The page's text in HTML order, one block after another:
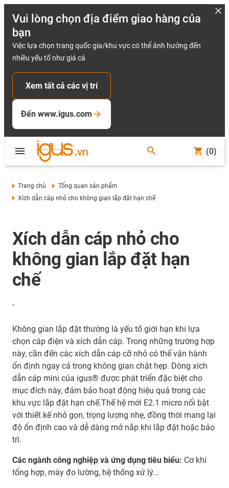
Vui lòng chọn địa điểm giao hàng của
bạn
Việc lựa chọn trang quốc gia/khu vực có thể ảnh hưởng đến
nhiều yếu tố như giá cả
Xem tất cả các vị trí
Đến www.igus.com
(0)
Trang chủ
Tổng quan sản phẩm
Xích dẫn cáp nhỏ cho không gian lắp đặt hạn chế
Xích dẫn cáp nhỏ cho
không gian lắp đặt hạn
chế
-
Không gian lắp đặt thường là yếu tố giới hạn khi lựa
chọn cáp điện và xích dẫn cáp. Trong những trường hợp
này, cần đến các xích dẫn cáp cỡ nhỏ có thể vận hành
ổn định ngay cả trong không gian chật hẹp. Dòng xích
dẫn cáp mini của igus® được phát triển đặc biệt cho
mục đích này, đảm bảo hoạt động hiệu quả trong các
khu vực lắp đặt hạn chế.Thế hệ mới E2.1 micro nổi bật
với thiết kế nhỏ gọn, trọng lượng nhẹ, đồng thời mang lại
độ ổn định cao và dễ dàng mở nắp khi lắp đặt hoặc bảo
trì.
Các ngành công nghiệp và ứng dụng tiêu biểu: Cơ khí
tổng hợp, máy đo lường, hệ thống xử lý...